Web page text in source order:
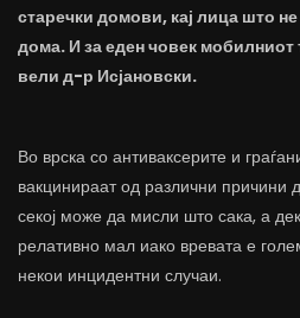
старечки домови, кај лица што
дома. И за еден човек
вели д-р Исјановски.
Во врска со антиваксерите и
вакцинираат од различни причини
секој може да мисли што сака, а
релативно мал иако вревата е
некои инцидентни случаи.